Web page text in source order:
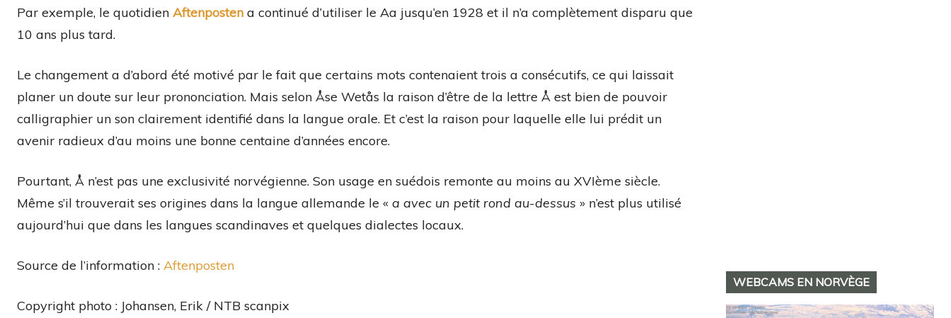
Par exemple, le quotidien Aftenposten a continué d’utiliser le Aa jusqu’en 1928 et il n’a complètement disparu que
10 ans plus tard.
Le changement a d’abord été motivé par le fait que certains mots contenaient trois a consécutifs, ce qui laissait
planer un doute sur leur prononciation. Mais selon Åse Wetås la raison d’être de la lettre Å est bien de pouvoir
calligraphier un son clairement identifié dans la langue orale. Et c’est la raison pour laquelle elle lui prédit un
avenir radieux d’au moins une bonne centaine d’années encore.
Pourtant, Å n’est pas une exclusivité norvégienne. Son usage en suédois remonte au moins au XVIème siècle.
Même s’il trouverait ses origines dans la langue allemande le « a avec un petit rond au-dessus » n’est plus utilisé
aujourd’hui que dans les langues scandinaves et quelques dialectes locaux.
Source de l’information : Aftenposten
Copyright photo : Johansen, Erik / NTB scanpix
WEBCAMS EN NORVÈGE